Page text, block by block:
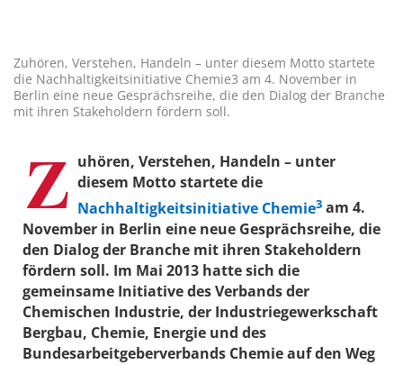
Zuhören, Verstehen, Handeln – unter diesem Motto startete
die Nachhaltigkeitsinitiative Chemie3 am 4. November in
Berlin eine neue Gesprächsreihe, die den Dialog der Branche
mit ihren Stakeholdern fördern soll.
Z uhören, Verstehen, Handeln – unter
diesem Motto startete die
Nachhaltigkeitsinitiative Chemie3 am 4.
November in Berlin eine neue Gesprächsreihe, die
den Dialog der Branche mit ihren Stakeholdern
fördern soll. Im Mai 2013 hatte sich die
gemeinsame Initiative des Verbands der
Chemischen Industrie, der Industriegewerkschaft
Bergbau, Chemie, Energie und des
Bundesarbeitgeberverbands Chemie auf den Weg